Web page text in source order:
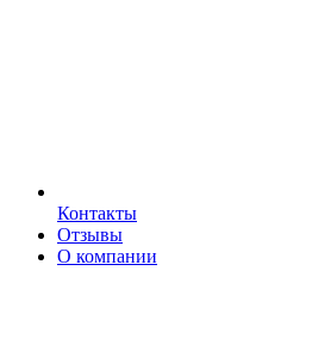
Контакты
Отзывы
О компании